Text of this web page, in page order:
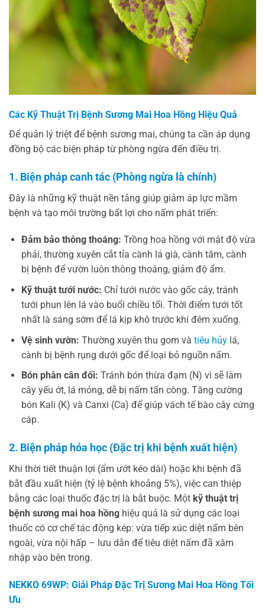
Các Kỹ Thuật Trị Bệnh Sương Mai Hoa Hồng Hiệu Quả
Để quản lý triệt để bệnh sương mai, chúng ta cần áp dụng
đồng bộ các biện pháp từ phòng ngừa đến điều trị.
1. Biện pháp canh tác (Phòng ngừa là chính)
Đây là những kỹ thuật nền tảng giúp giảm áp lực mầm
bệnh và tạo môi trường bất lợi cho nấm phát triển:
Đảm bảo thông thoáng: Trồng hoa hồng với mật độ vừa
phải, thường xuyên cắt tỉa cành lá già, cành tăm, cành
bị bệnh để vườn luôn thông thoáng, giảm độ ẩm.
Kỹ thuật tưới nước: Chỉ tưới nước vào gốc cây, tránh
tưới phun lên lá vào buổi chiều tối. Thời điểm tưới tốt
nhất là sáng sớm để lá kịp khô trước khi đêm xuống.
Vệ sinh vườn: Thường xuyên thu gom và tiêu hủylá,
cành bị bệnh rụng dưới gốc để loại bỏ nguồn nấm.
Bón phân cân đối: Tránh bón thừa đạm (N) vì sẽ làm
cây yếu ớt, lá mỏng, dễ bị nấm tấn công. Tăng cường
bón Kali (K) và Canxi (Ca) để giúp vách tế bào cây cứng
cáp.
2. Biện pháp hóa học (Đặc trị khi bệnh xuất hiện)
Khi thời tiết thuận lợi (ẩm ướt kéo dài) hoặc khi bệnh đã
bắt đầu xuất hiện (tỷ lệ bệnh khoảng 5%), việc can thiệp
bằng các loại thuốc đặc trị là bắt buộc. Một kỹ thuật trị
bệnh sương mai hoa hồng hiệu quả là sử dụng các loại
thuốc có cơ chế tác động kép: vừa tiếp xúc diệt nấm bên
ngoài, vừa nội hấp – lưu dẫn để tiêu diệt nấm đã xâm
nhập vào bên trong.
NEKKO 69WP: Giải Pháp Đặc Trị Sương Mai Hoa Hồng Tối
Ưu